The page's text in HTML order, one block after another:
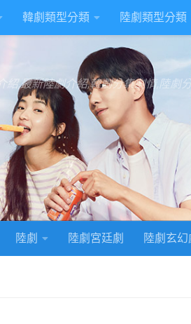
韓劇類型分類 陸劇類型分類
紹,最新陸劇介紹,韓劇分集劇情,陸劇
陸劇 陸劇宮廷劇 陸劇玄幻